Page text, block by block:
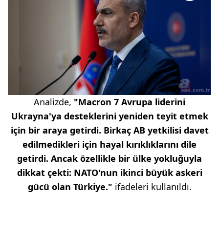
Analizde, "Macron 7 Avrupa liderini
Ukrayna'ya desteklerini yeniden teyit etmek
için bir araya getirdi. Birkaç AB yetkilisi davet
edilmedikleri için hayal kırıklıklarını dile
getirdi. Ancak özellikle bir ülke yokluğuyla
dikkat çekti: NATO'nun ikinci büyük askeri
gücü olan Türkiye." ifadeleri kullanıldı.